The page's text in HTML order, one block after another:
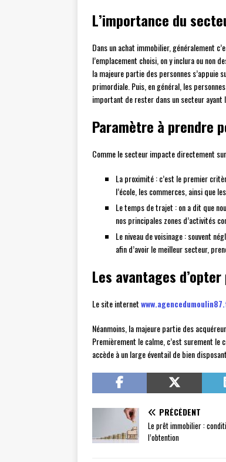
L’importance du
Dans un achat immobilier, généralement
l’emplacement choisi, on y inclura ou
la majeure partie des personnes s’appuie
primordiale. Puis, en général, les
important de rester dans un secteur ayant
Paramètre à prendre
Comme le secteur impacte directement
La proximité : c’est le premier
l’école, les commerces, ainsi que
Le temps de trajet : on a dit que
nos principales zones d’activités
Le niveau de voisinage : souvent
afin d’avoir le meilleur secteur,
Les avantages
Le site internet
Néanmoins, la majeure partie des
Premièrement le calme, c’est surement le
accède à un large éventail de bien
PRÉCÉDENT
Le prêt immobilier :
l’obtention